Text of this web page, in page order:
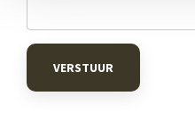
VERSTUUR